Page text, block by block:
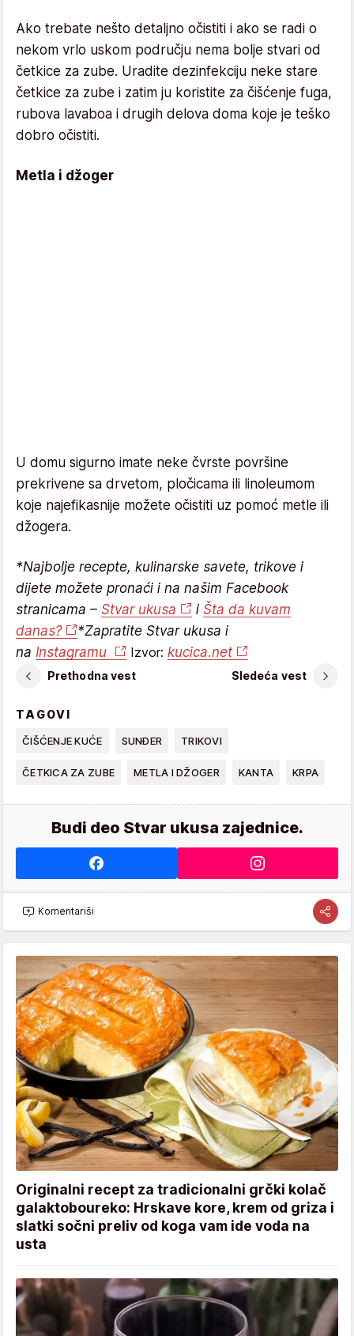
Ako trebate nešto detaljno očistiti i ako se radi o
nekom vrlo uskom području nema bolje stvari od
četkice za zube. Uradite dezinfekciju neke stare
četkice za zube i zatim ju koristite za čišćenje fuga,
rubova lavaboa i drugih delova doma koje je teško
dobro očistiti.
Metla i džoger
U domu sigurno imate neke čvrste površine
prekrivene sa drvetom, pločicama ili linoleumom
koje najefikasnije možete očistiti uz pomoć metle ili
džogera.
*Najbolje recepte, kulinarske savete, trikove i
dijete možete pronaći i na našim Facebook
stranicama – Stvar ukusa i Šta da kuvam
danas?
*Zapratite Stvar ukusa i
na Instagramu Izvor: kucica.net
Prethodna vest Sledeća vest
TAGOVI
ČIŠĆENJE KUĆE SUNĐER TRIKOVI
ČETKICA ZA ZUBE METLA I DŽOGER KANTA KRPA
Budi deo Stvar ukusa zajednice.
Komentariši
Originalni recept za tradicionalni grčki kolač
galaktoboureko: Hrskave kore, krem od griza i
slatki sočni preliv od koga vam ide voda na
usta